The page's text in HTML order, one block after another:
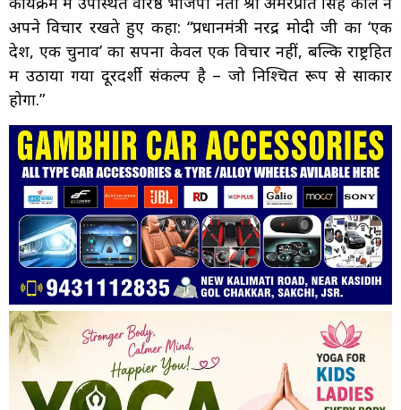
अपने विचार रखते हुए कहा: “प्रधानमंत्री नरेंद्र मोदी जी का ‘एक
देश, एक चुनाव’ का सपना केवल एक विचार नहीं, बल्कि राष्ट्रहित
में उठाया गया दूरदर्शी संकल्प है – जो निश्चित रूप से साकार
होगा.”